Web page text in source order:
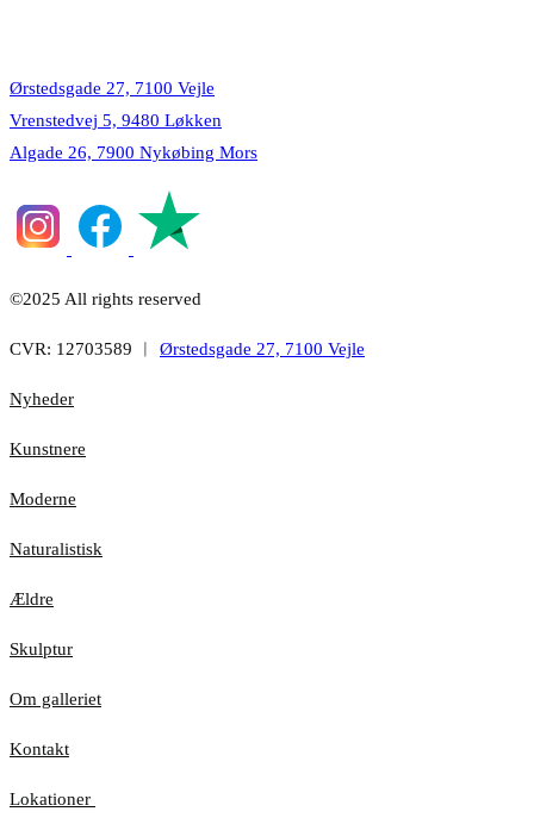
Ørstedsgade 27, 7100 Vejle
Vrenstedvej 5, 9480 Løkken
Algade 26, 7900 Nykøbing Mors
©2025 All rights reserved
CVR: 12703589 ︱ Ørstedsgade 27, 7100 Vejle
Nyheder
Kunstnere
Moderne
Naturalistisk
Ældre
Skulptur
Om galleriet
Kontakt
Lokationer